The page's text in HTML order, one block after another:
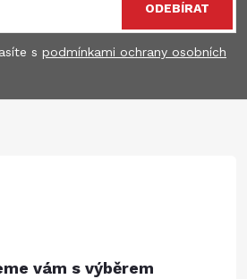
s podmínkami ochrany osobních
ODEBÍRAT